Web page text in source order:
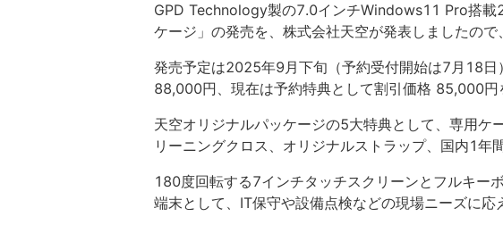
GPD Technology製の7.0インチWindows11 Pro搭載
ケージ」の発売を、株式会社天空が発表しましたので
発売予定は2025年9月下旬（予約受付開始は7月18日
88,000円、現在は予約特典として割引価格 85,000円
天空オリジナルパッケージの5大特典として、専用ケ
リーニングクロス、オリジナルストラップ、国内1年
180度回転する7インチタッチスクリーンとフルキー
端末として、IT保守や設備点検などの現場ニーズに応